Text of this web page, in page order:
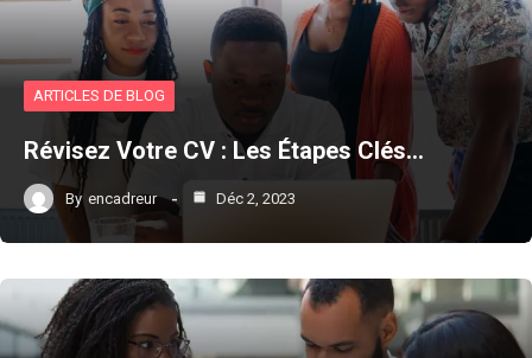
ARTICLES DE BLOG
Révisez Votre CV : Les Étapes Clés…
By encadreur Déc 2, 2023